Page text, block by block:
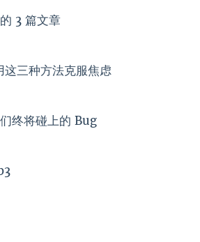
3 篇文章
这三种方法克服焦虑
终将碰上的 Bug